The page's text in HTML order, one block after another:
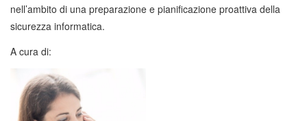
nell’ambito di una preparazione e pianificazione proattiva della
sicurezza informatica.
A cura di: